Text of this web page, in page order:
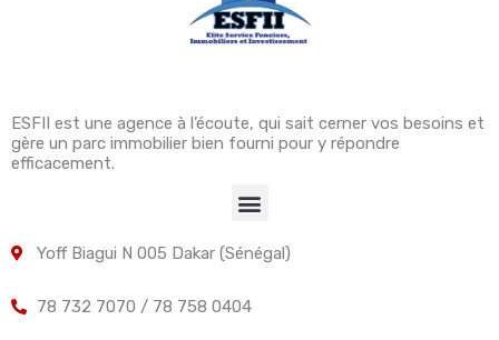
ESFII est une agence à l’écoute, qui sait cerner vos besoins et
gère un parc immobilier bien fourni pour y répondre
efficacement.
Yoff Biagui N 005 Dakar (Sénégal)
78 732 7070 / 78 758 0404